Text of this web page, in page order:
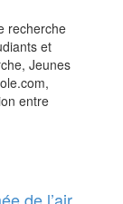
recherche
et
Jeunes
entre